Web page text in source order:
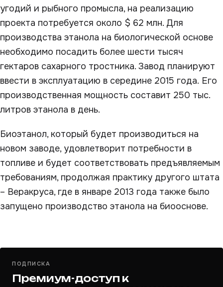
угодий и рыбного промысла, на реализацию
проекта потребуется около $ 62 млн. Для
производства этанола на биологической основе
необходимо посадить более шести тысяч
гектаров сахарного тростника. Завод планируют
ввести в эксплуатацию в середине 2015 года. Его
производственная мощность составит 250 тыс.
литров этанола в день.
Биоэтанол, который будет производиться на
новом заводе, удовлетворит потребности в
топливе и будет соответствовать предъявляемым
требованиям, продолжая практику другого штата
– Веракруса, где в январе 2013 года также было
запущено производство этанола на биооснове.
ПОДПИСКА
Премиум-доступ к